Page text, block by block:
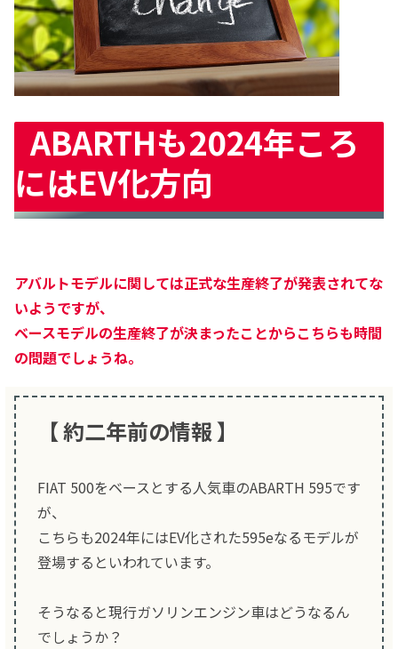
ABARTHも2024年ころ
にはEV化方向
アバルトモデルに関しては正式な生産終了が発表されてな
いようですが、
ベースモデルの生産終了が決まったことからこちらも時間
の問題でしょうね。
【 約二年前の情報 】
FIAT 500をベースとする人気車のABARTH 595です
が、
こちらも2024年にはEV化された595eなるモデルが
登場するといわれています。
そうなると現行ガソリンエンジン車はどうなるん
でしょうか？